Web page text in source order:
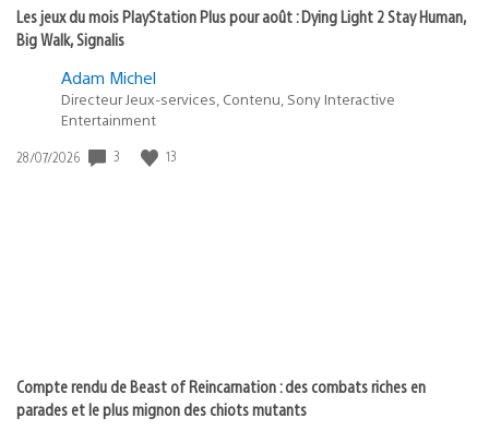
Les jeux du mois PlayStation Plus pour août : Dying Light 2 Stay Human,
Big Walk, Signalis
Adam Michel
Directeur Jeux-services, Contenu, Sony Interactive
Entertainment
Date
28/07/2026 3 13
Compte rendu de Beast of Reincarnation : des combats riches en
parades et le plus mignon des chiots mutants